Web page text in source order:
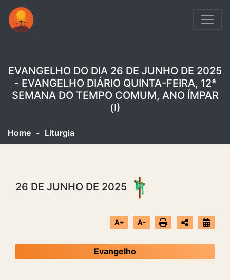
EVANGELHO DO DIA 26 DE JUNHO DE 2025
- EVANGELHO DIÁRIO QUINTA-FEIRA, 12ª
SEMANA DO TEMPO COMUM, ANO ÍMPAR
(I)
Home - Liturgia
26 DE JUNHO DE 2025
A+ A-
Evangelho